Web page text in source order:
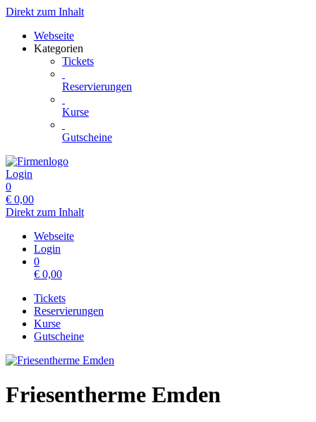
Direkt zum Inhalt
Webseite
Kategorien
Tickets
Reservierungen
Kurse
Gutscheine
Login
0
€ 0,00
Direkt zum Inhalt
Webseite
Login
0
€ 0,00
Tickets
Reservierungen
Kurse
Gutscheine
Friesentherme Emden